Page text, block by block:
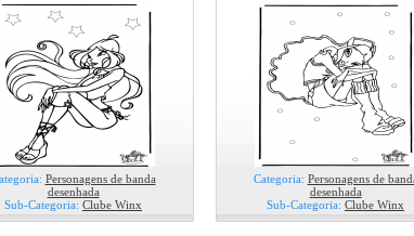
Personagens de banda
desenhada
Sub-Categoria: Clube Winx
Categoria: Personagens de
desenhada
Sub-Categoria: Clube Winx